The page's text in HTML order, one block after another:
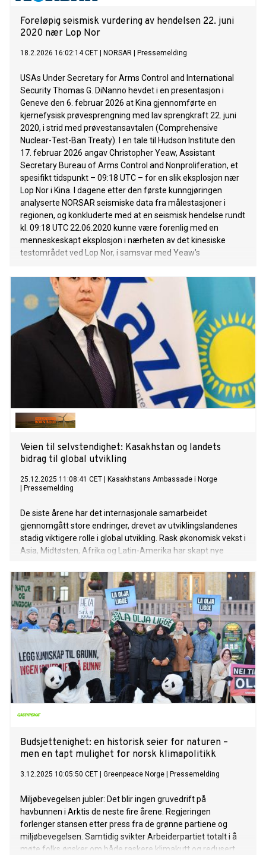
Foreløpig seismisk vurdering av hendelsen 22. juni
2020 nær Lop Nor
18.2.2026 16:02:14 CET NORSAR Pressemelding
USAs Under Secretary for Arms Control and International
Security Thomas G. DiNanno hevdet i en presentasjon i
Geneve den 6. februar 2026 at Kina gjennomførte en
kjernefysisk prøvesprengning med lav sprengkraft 22. juni
2020, i strid med prøvestansavtalen (Comprehensive
Nuclear-Test-Ban Treaty). I en tale til Hudson Institute den
17. februar 2026 angav Christopher Yeaw, Assistant
Secretary Bureau of Arms Control and Nonproliferation, et
spesifikt tidspunkt – 09:18 UTC – for en slik eksplosjon nær
Lop Nor i Kina. I dagene etter den første kunngjøringen
analyserte NORSAR seismiske data fra målestasjoner i
regionen, og konkluderte med at en seismisk hendelse rundt
kl. 09:18 UTC 22.06.2020 kunne være forenlig med en
menneskeskapt eksplosjon i nærheten av det kinesiske
testområdet ved Lop Nor, i samsvar med Yeaw’s
Kasakhstan, omtrent 740 km fra testområdet ved Lop Nor.
Signalets retning og ankomsttid er forenlig med en
hendelse i
Veien til selvstendighet: Kasakhstan og landets
bidrag til global utvikling
25.12.2025 11:08:41 CET
Kasakhstans Ambassade i Norge
Pressemelding
De siste årene har det internasjonale samarbeidet
gjennomgått store endringer, drevet av utviklingslandenes
stadig viktigere rolle i global utvikling. Rask økonomisk vekst i
Asia, Midtøsten, Afrika og Latin-Amerika har skapt nye
for mer enn halvparten av verdens samlede BNP og har fått
økt innflytelse på utformingen av den globale
bærekraftsagendaen.
Budsjettenighet: en historisk seier for naturen –
men en tapt mulighet for norsk klimapolitikk
3.12.2025 10:05:50 CET Greenpeace Norge Pressemelding
Miljøbevegelsen jubler: Det blir ingen gruvedrift på
havbunnen i Arktis de neste fire årene. Regjeringen
forlenger stansen etter press fra de grønne partiene og
miljøbevegelsen. Samtidig svikter Arbeiderpartiet totalt i å
møte folks ønsker om både raskere klimakutt og redusert